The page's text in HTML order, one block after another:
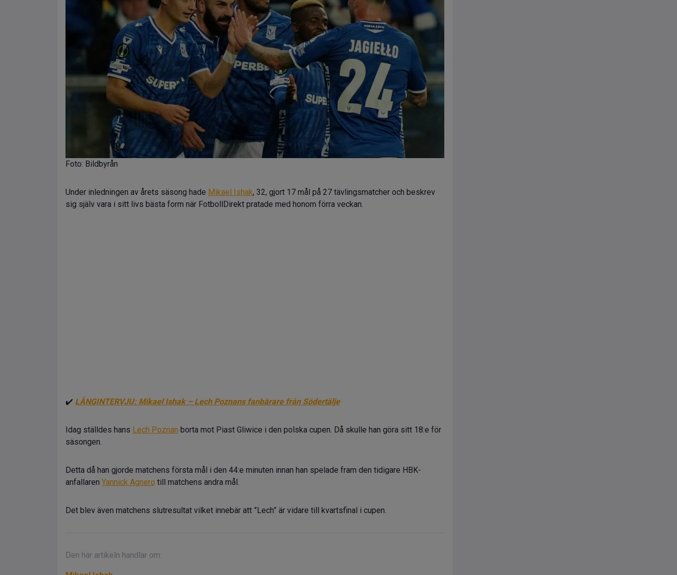
Foto: Bildbyrån
Under inledningen av årets säsong hade Mikael Ishak, 32, gjort 17 mål på 27 tävlingsmatcher och beskrev
sig själv vara i sitt livs bästa form när FotbollDirekt pratade med honom förra veckan.
✔️ LÅNGINTERVJU: Mikael Ishak – Lech Poznans fanbärare från Södertälje
Idag ställdes hans Lech Poznan borta mot Piast Gliwice i den polska cupen. Då skulle han göra sitt 18:e för
säsongen.
Detta då han gjorde matchens första mål i den 44:e minuten innan han spelade fram den tidigare HBK-
anfallaren Yannick Agnero till matchens andra mål.
Det blev även matchens slutresultat vilket innebär att ”Lech” är vidare till kvartsfinal i cupen.
Den här artikeln handlar om: